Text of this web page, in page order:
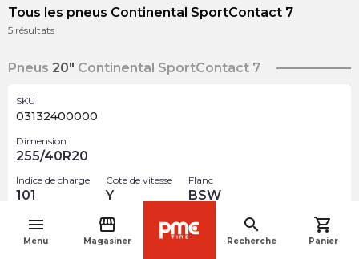
menu
Menu
storefront
Magasiner
search
Recherche
shopping_cart
Panier
Tous les pneus Continental SportContact 7
5 résultats
Pneus 20" Continental SportContact 7
SKU
03132400000
Dimension
255/40R20
Indice de charge
101
Cote de vitesse
Y
Flanc
BSW
Audi
navigate_before